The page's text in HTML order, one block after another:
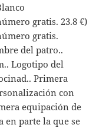
gratis. 23.8 €)
gratis.
del patro..
Logotipo del
Primera
con
equipación de
en parte la que se